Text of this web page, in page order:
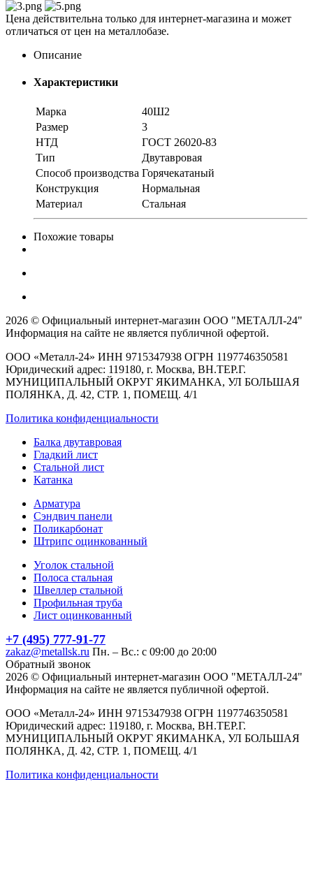
Цена действительна только для интернет-магазина и может
отличаться от цен на металлобазе.
Описание
Характеристики
Марка
40Ш2
Размер
3
НТД
ГОСТ 26020-83
Тип
Двутавровая
Способ производства Горячекатаный
Конструкция
Нормальная
Материал
Стальная
Похожие товары
2026 © Официальный интернет-магазин ООО "МЕТАЛЛ-24"
Информация на сайте не является публичной офертой.
ООО «Металл-24» ИНН 9715347938 ОГРН 1197746350581
Юридический адрес: 119180, г. Москва, ВН.ТЕР.Г.
МУНИЦИПАЛЬНЫЙ ОКРУГ ЯКИМАНКА, УЛ БОЛЬШАЯ
ПОЛЯНКА, Д. 42, СТР. 1, ПОМЕЩ. 4/1
Политика конфиденциальности
Балка двутавровая
Гладкий лист
Стальной лист
Катанка
Арматура
Сэндвич панели
Поликарбонат
Штрипс оцинкованный
Уголок стальной
Полоса стальная
Швеллер стальной
Профильная труба
Лист оцинкованный
+7 (495) 777-91-77
zakaz@metallsk.ru Пн. – Вс.: с 09:00 до 20:00
Обратный звонок
2026 © Официальный интернет-магазин ООО "МЕТАЛЛ-24"
Информация на сайте не является публичной офертой.
ООО «Металл-24» ИНН 9715347938 ОГРН 1197746350581
Юридический адрес: 119180, г. Москва, ВН.ТЕР.Г.
МУНИЦИПАЛЬНЫЙ ОКРУГ ЯКИМАНКА, УЛ БОЛЬШАЯ
ПОЛЯНКА, Д. 42, СТР. 1, ПОМЕЩ. 4/1
Политика конфиденциальности